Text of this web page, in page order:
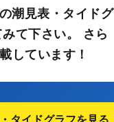
潮見表・タイドグ
て下さい。 さら
しています！
タイドグラフを見る